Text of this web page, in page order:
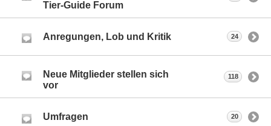
Tier-Guide Forum
Anregungen, Lob und Kritik 24
Neue Mitglieder stellen sich
vor
118
Umfragen 20